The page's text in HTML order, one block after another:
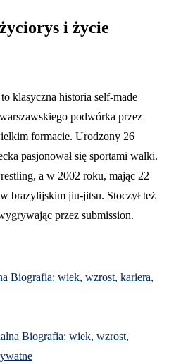
i życie
klasyczna historia self-made
podwórka przez
formacie. Urodzony 26
pasjonował się sportami walki.
a w 2002 roku, mając 22
brazylijskim jiu-jitsu. Stoczył też
przez submission.
Biografia: wiek, wzrost, kariera,
Biografia: wiek, wzrost,